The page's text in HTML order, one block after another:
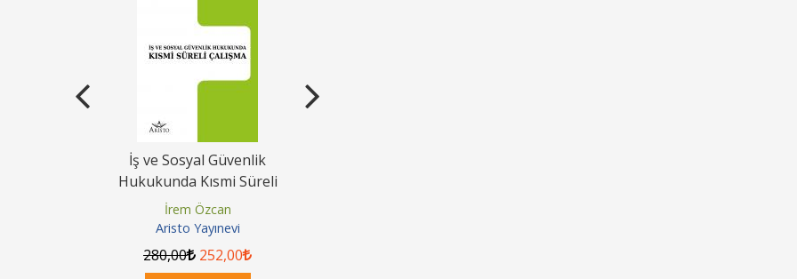
İş ve Sosyal Güvenlik
Hukukunda Kısmi Süreli
Çalışma
İrem Özcan
Aristo Yayınevi
280,00 252,00